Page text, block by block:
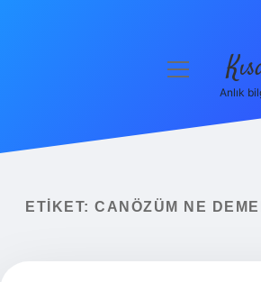
Yasal Uyarı
menüyü
Anlık
ETIKET: CANÖZÜM NE